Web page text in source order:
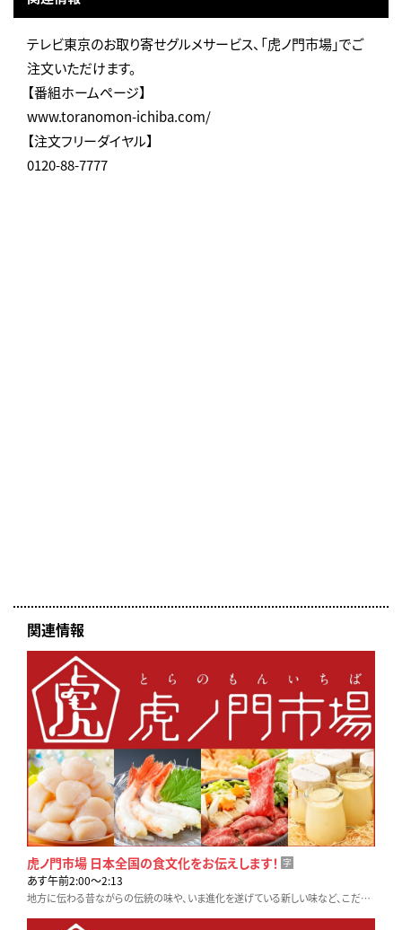
テレビ東京のお取り寄せグルメサービス、「虎ノ門市場」でご
注文いただけます。
【番組ホームページ】
www.toranomon-ichiba.com/
【注文フリーダイヤル】
0120-88-7777
関連情報
虎ノ門市場 日本全国の食文化をお伝えします！ 字
あす午前2:00〜2:13
地方に伝わる昔ながらの伝統の味や、いま進化を遂げている新しい味など、こだわりの生産者や料理人に密着取材します。テレビ東京「虎ノ門市場」でお取り寄せも可能です！